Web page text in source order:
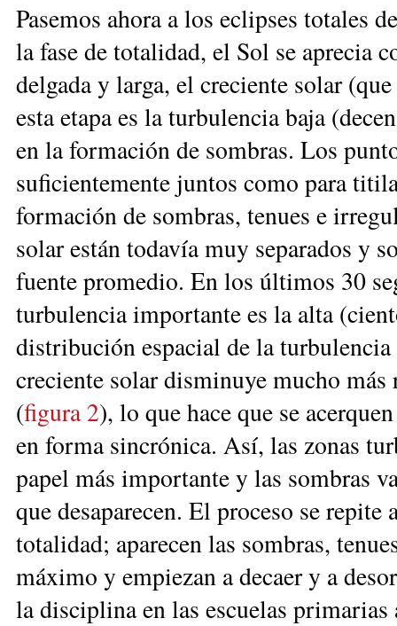
Pasemos ahora a los eclipses totales
la fase de totalidad, el Sol se aprecia
delgada y larga, el creciente solar
esta etapa es la turbulencia baja
en la formación de sombras. Los
suficientemente juntos como para
formación de sombras, tenues e
solar están todavía muy separados y
fuente promedio. En los últimos 30
turbulencia importante es la alta
distribución espacial de la
creciente solar disminuye mucho
(figura 2), lo que hace que se
en forma sincrónica. Así, las zonas
papel más importante y las sombras
que desaparecen. El proceso se
totalidad; aparecen las sombras,
máximo y empiezan a decaer y a
la disciplina en las escuelas